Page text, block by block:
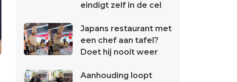
eindigt zelf in de cel
Japans restaurant met
een chef aan tafel?
Doet hij nooit weer
Aanhouding loopt